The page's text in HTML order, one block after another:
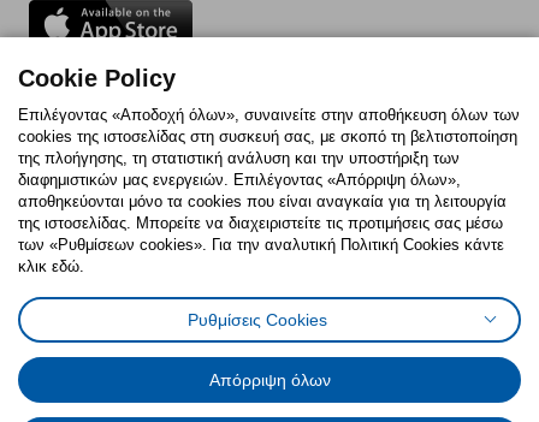
Follow us:
FacebookInstagram
TikTokYoutubePinterestTwitter
Πολιτική CookiesΔήλωση ψηφιακής προσβασιμότητας
Ρυθμίσεις cookiesΌροι Χρήσης
Γενική Πολιτική Προσωπικών Δεδομένων
Πολιτική Προσωπικών Δεδομένων για ΙΚΕΑ.gr
Κώδικας Καταναλωτικής Δεοντολογίας
Cookie Policy
Επιλέγοντας «Αποδοχή όλων», συναινείτε στην αποθήκευση όλων των
cookies της ιστοσελίδας στη συσκευή σας, με σκοπό τη βελτιστοποίηση
της πλοήγησης, τη στατιστική ανάλυση και την υποστήριξη των
διαφημιστικών μας ενεργειών. Επιλέγοντας «Απόρριψη όλων»,
αποθηκεύονται μόνο τα cookies που είναι αναγκαία για τη λειτουργία
της ιστοσελίδας. Μπορείτε να διαχειριστείτε τις προτιμήσεις σας μέσω
των «Ρυθμίσεων cookies». Για την αναλυτική Πολιτική Cookies κάντε
κλικ εδώ.
Ρυθμίσεις Cookies
Απόρριψη όλων